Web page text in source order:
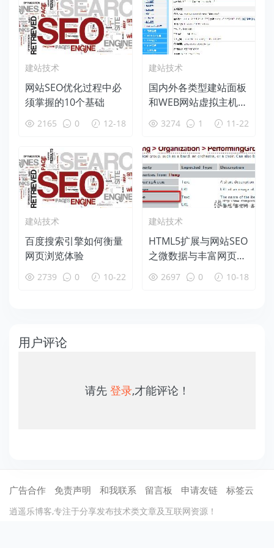
建站技术
网站SEO优化过程中必
须掌握的10个基础
2165 0 12-18
建站技术
国内外各类型建站面板
和WEB网站虚拟主机环
境一键包汇总收集
3274 1 11-22
建站技术
百度搜索引擎如何衡量
网页浏览体验
2739 0 10-22
建站技术
HTML5扩展与网站SEO
之微数据与丰富网页摘
要 2697 0 10-18
用户评论
请先 登录,才能评论！
广告合作 免责声明 和我联系 留言板 申请友链 标签云
逍遥乐博客,专注于分享发布技术类文章及互联网资源！